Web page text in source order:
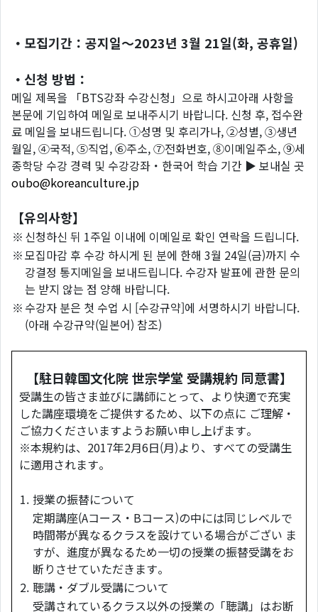
・모집기간：공지일～2023년 3월 21일(화, 공휴일)
・신청 방법：
메일 제목을 「BTS강좌 수강신청」으로 하시고아래 사항을
본문에 기입하여 메일로 보내주시기 바랍니다. 신청 후, 접수완
료 메일을 보내드립니다. ①성명 및 후리가나, ②성별, ③생년
월일, ④국적, ⑤직업, ⑥주소, ⑦전화번호, ⑧이메일주소, ⑨세
종학당 수강 경력 및 수강강좌・한국어 학습 기간 ▶ 보내실 곳
oubo@koreanculture.jp
【유의사항】
※ 신청하신 뒤 1주일 이내에 이메일로 확인 연락을 드립니다.
※모집마감 후 수강 하시게 된 분에 한해 3월 24일(금)까지 수
강결정 통지메일을 보내드립니다. 수강자 발표에 관한 문의
는 받지 않는 점 양해 바랍니다.
※ 수강자 분은 첫 수업 시 [수강규약]에 서명하시기 바랍니다.
(아래 수강규약(일본어) 참조)
【駐日韓国文化院 世宗学堂 受講規約 同意書】
受講生の皆さま並びに講師にとって、より快適で充実
した講座環境をご提供するため、以下の点に ご理解・
ご協力くださいますようお願い申し上げます。
※本規約は、2017年2月6日(月)より、すべての受講生
に適用されます。
1. 授業の振替について
定期講座(Aコース・Bコース)の中には同じレベルで
時間帯が異なるクラスを設けている場合がござい ま
すが、進度が異なるため一切の授業の振替受講をお
断りさせていただきます。
2. 聴講・ダブル受講について
受講されているクラス以外の授業の「聴講」はお断